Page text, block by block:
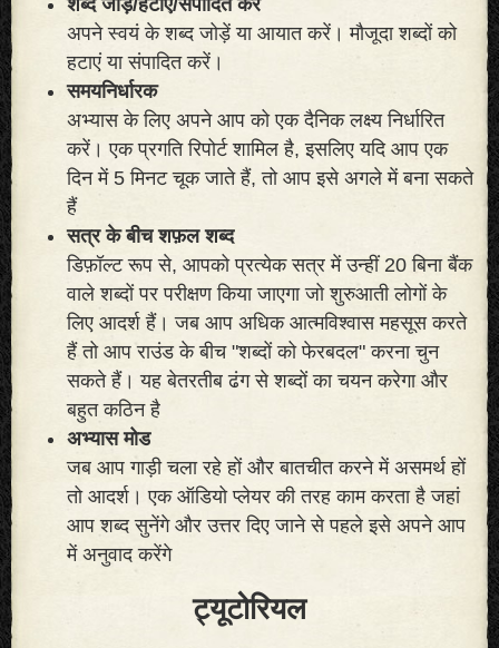
अपने स्वयं के शब्द जोड़ें या आयात करें। मौजूदा शब्दों को
हटाएं या संपादित करें।
समयनिर्धारक
अभ्यास के लिए अपने आप को एक दैनिक लक्ष्य निर्धारित
करें। एक प्रगति रिपोर्ट शामिल है, इसलिए यदि आप एक
दिन में 5 मिनट चूक जाते हैं, तो आप इसे अगले में बना सकते
हैं
सत्र के बीच शफ़ल शब्द
डिफ़ॉल्ट रूप से, आपको प्रत्येक सत्र में उन्हीं 20 बिना बैंक
वाले शब्दों पर परीक्षण किया जाएगा जो शुरुआती लोगों के
लिए आदर्श हैं। जब आप अधिक आत्मविश्वास महसूस करते
हैं तो आप राउंड के बीच "शब्दों को फेरबदल" करना चुन
सकते हैं। यह बेतरतीब ढंग से शब्दों का चयन करेगा और
बहुत कठिन है
अभ्यास मोड
जब आप गाड़ी चला रहे हों और बातचीत करने में असमर्थ हों
तो आदर्श। एक ऑडियो प्लेयर की तरह काम करता है जहां
आप शब्द सुनेंगे और उत्तर दिए जाने से पहले इसे अपने आप
में अनुवाद करेंगे
ट्यूटोरियल